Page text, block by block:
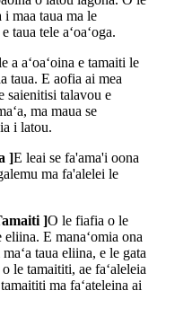
maa taua ma le
taua tele aʻoaʻoga.
a aʻoaʻoina e tamaiti le
taua. E aofia ai mea
saienitisi talavou e
ma maua se
i latou.
]E leai se fa'ama'i oona
ma fa'alelei le
]O le fiafia o le
E manaʻomia ona
taua eliina, e le gata
le tamaititi, ae faʻaleleia
ma faʻateleina ai